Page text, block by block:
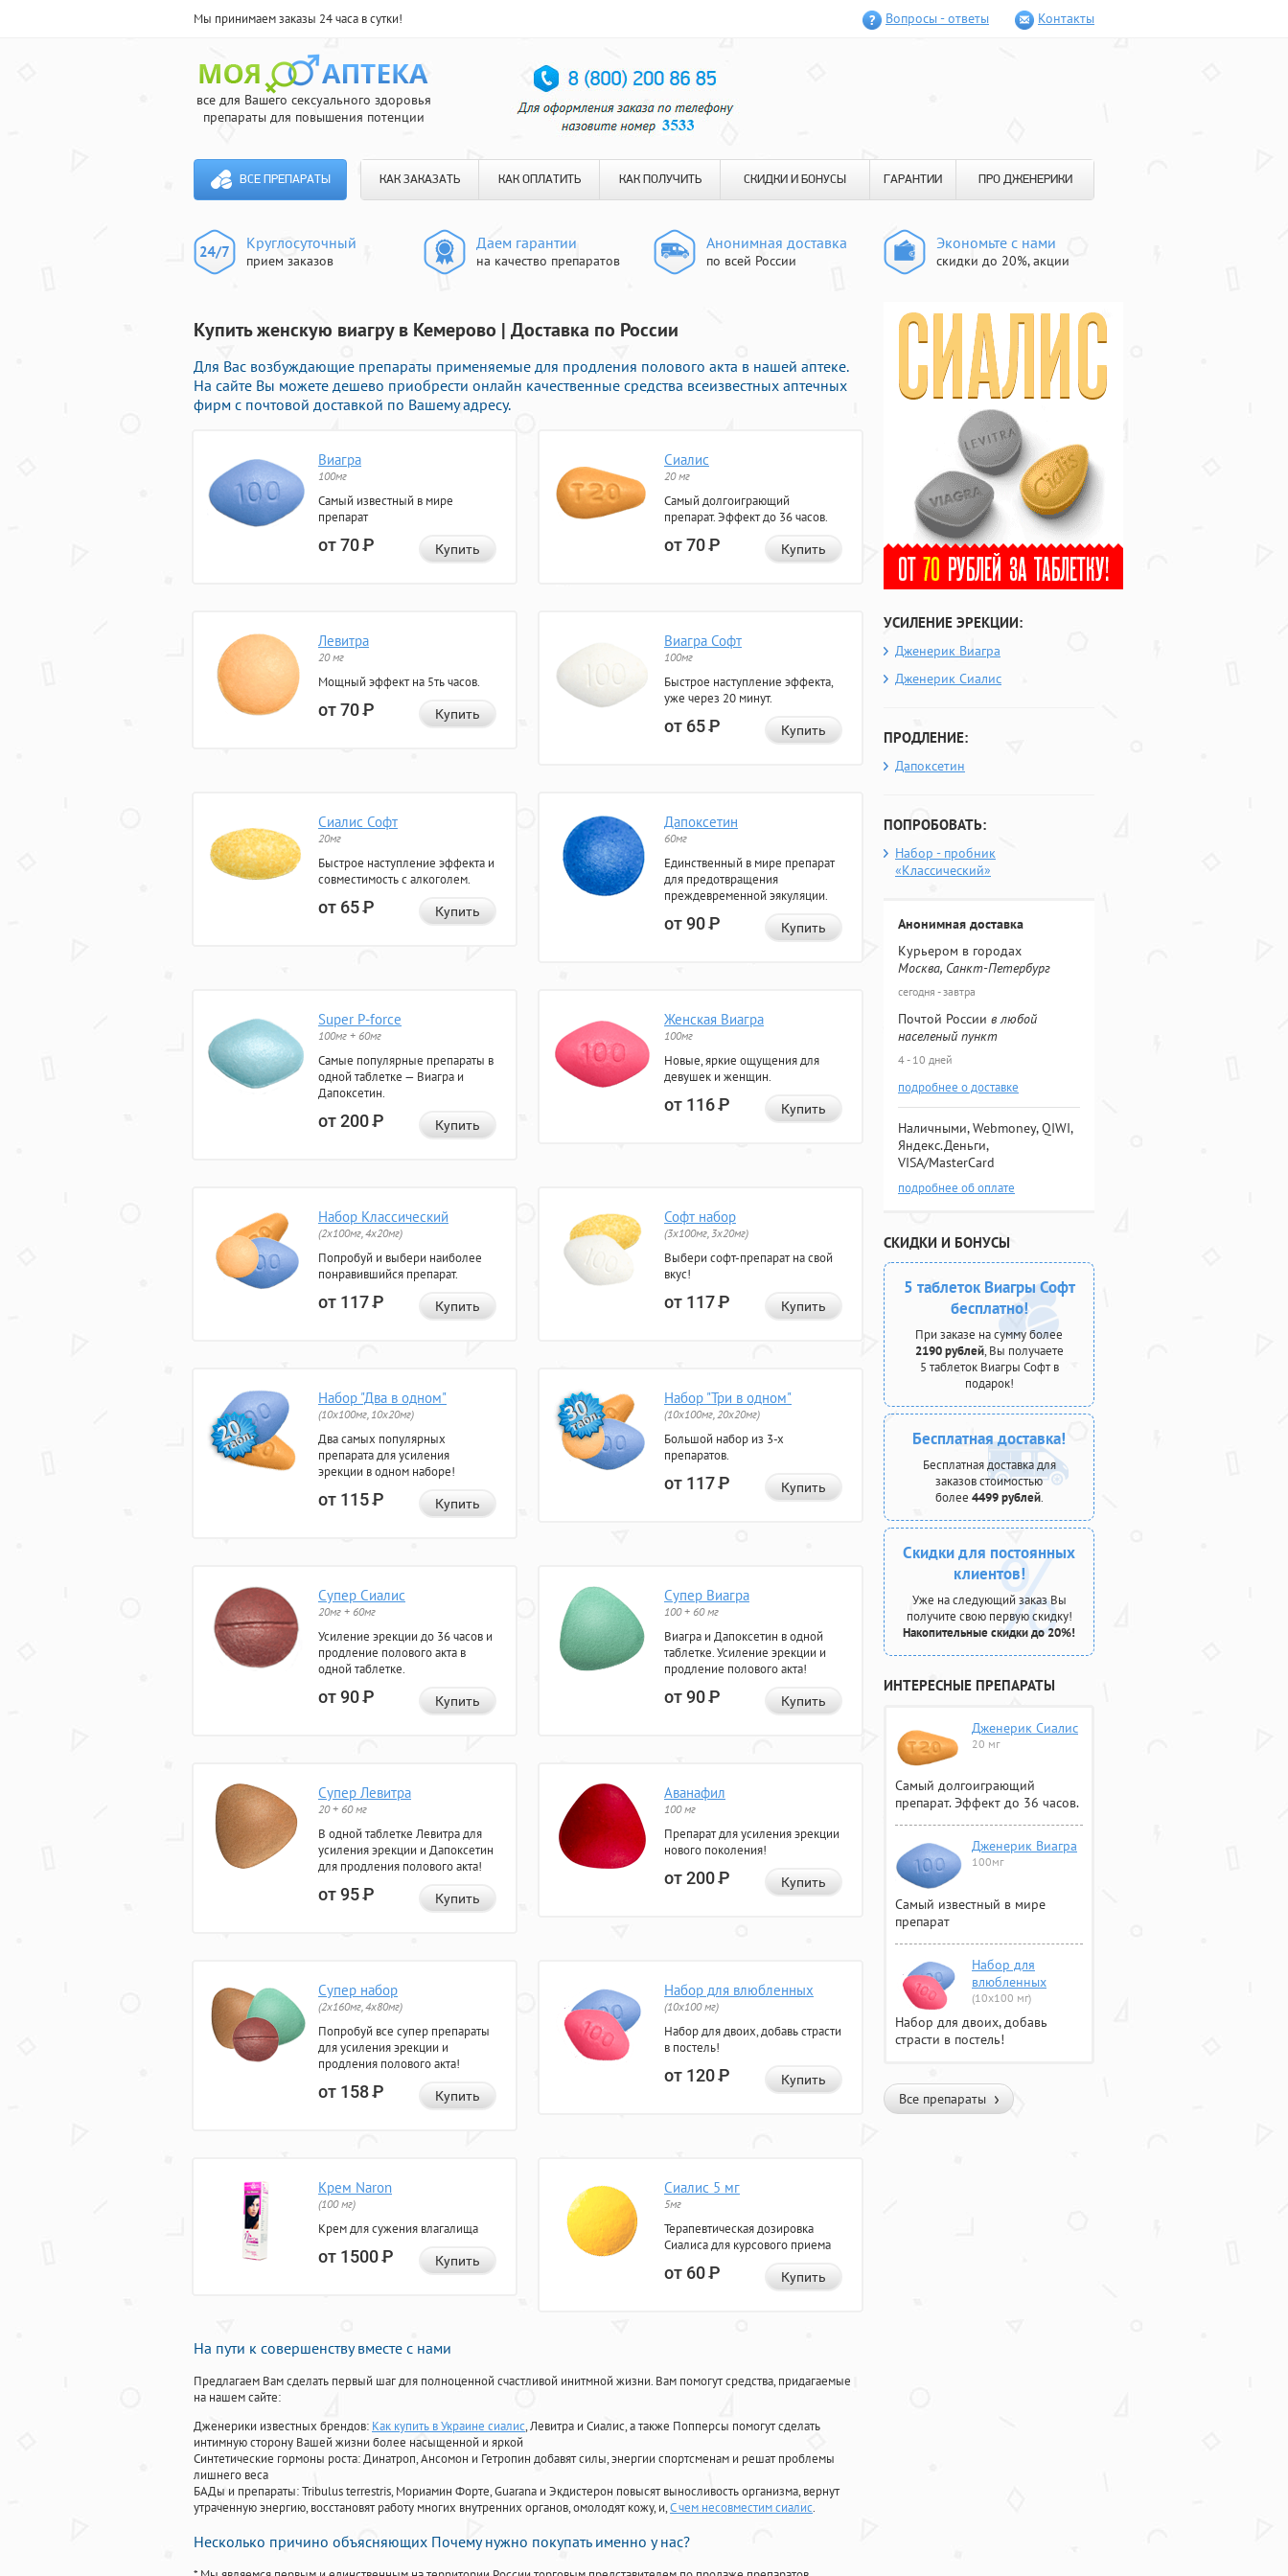
Мы принимаем заказы 24 часа в сутки! Вопросы - ответы Контакты
все для Вашего сексуального здоровья
препараты для повышения потенции
ВСЕ ПРЕПАРАТЫ КАК ЗАКАЗАТЬ КАК ОПЛАТИТЬ КАК ПОЛУЧИТЬ СКИДКИ И БОНУСЫ ГАРАНТИИ ПРО ДЖЕНЕРИКИ
Круглосуточный
прием заказов
Даем гарантии
на качество препаратов
Анонимная доставка
по всей России
Экономьте с нами
скидки до 20%, акции
Купить женскую виагру в Кемерово | Доставка по России
Для Вас возбуждающие препараты применяемые для продления полового акта в нашей аптеке.
На сайте Вы можете дешево приобрести онлайн качественные средства всеизвестных аптечных
фирм с почтовой доставкой по Вашему адресу.
Виагра
100мг
Самый известный в мире
препарат
от 70Р Купить
Сиалис
20 мг
Самый долгоиграющий
препарат. Эффект до 36 часов.
от 70Р Купить
Левитра
20 мг
Мощный эффект на 5ть часов.
от 70Р Купить
Виагра Софт
100мг
Быстрое наступление эффекта,
уже через 20 минут.
от 65Р Купить
Сиалис Софт
20мг
Быстрое наступление эффекта и
совместимость с алкоголем.
от 65Р Купить
Дапоксетин
60мг
Единственный в мире препарат
для предотвращения
преждевременной эякуляции.
от 90Р Купить
Super P-force
100мг + 60мг
Самые популярные препараты в
одной таблетке — Виагра и
Дапоксетин.
от 200Р Купить
Женская Виагра
100мг
Новые, яркие ощущения для
девушек и женщин.
от 116Р Купить
Набор Классический
(2x100мг, 4x20мг)
Попробуй и выбери наиболее
понравившийся препарат.
от 117Р Купить
Софт набор
(3x100мг, 3x20мг)
Выбери софт-препарат на свой
вкус!
от 117Р Купить
Набор "Два в одном"
(10x100мг, 10x20мг)
Два самых популярных
препарата для усиления
эрекции в одном наборе!
от 115Р Купить
Набор "Три в одном"
(10x100мг, 20x20мг)
Большой набор из 3-х
препаратов.
от 117Р Купить
Супер Сиалис
20мг + 60мг
Усиление эрекции до 36 часов и
продление полового акта в
одной таблетке.
от 90Р Купить
Супер Виагра
100 + 60 мг
Виагра и Дапоксетин в одной
таблетке. Усиление эрекции и
продление полового акта!
от 90Р Купить
Супер Левитра
20 + 60 мг
В одной таблетке Левитра для
усиления эрекции и Дапоксетин
для продления полового акта!
от 95Р Купить
Аванафил
100 мг
Препарат для усиления эрекции
нового поколения!
от 200Р Купить
Супер набор
(2х160мг, 4х80мг)
Попробуй все супер препараты
для усиления эрекции и
продления полового акта!
от 158Р Купить
Набор для влюбленных
(10х100 мг)
Набор для двоих, добавь страсти
в постель!
от 120Р Купить
Крем Naron
(100 мг)
Крем для сужения влагалища
от 1500Р Купить
Сиалис 5 мг
5мг
Терапевтическая дозировка
Сиалиса для курсового приема
от 60Р Купить
На пути к совершенству вместе с нами
Предлагаем Вам сделать первый шаг для полноценной счастливой инитмной жизни. Вам помогут средства, придагаемые
на нашем сайте:
Дженерики известных брендов: Как купить в Украине сиалис, Левитра и Сиалис, а также Попперсы помогут сделать
интимную сторону Вашей жизни более насыщенной и яркой
Синтетические гормоны роста: Динатроп, Ансомон и Гетропин добавят силы, энергии спортсменам и решат проблемы
лишнего веса
БАДы и препараты:Tribulus terrestris, Мориамин Форте, Guarana и Экдистерон повысят выносливость организма, вернут
утраченную энергию, восстановят работу многих внутренних органов, омолодят кожу, и,С чем несовместим сиалис.
Несколько причино объясняющих Почему нужно покупать именно у нас?
УСИЛЕНИЕ ЭРЕКЦИИ:
Дженерик Виагра
Дженерик Сиалис
ПРОДЛЕНИЕ:
Дапоксетин
ПОПРОБОВАТЬ:
Набор - пробник
«Классический»
Анонимная доставка
Курьером в городах
Москва, Санкт-Петербург
сегодня - завтра
Почтой России в любой
населеный пункт
4 - 10 дней
подробнее о доставке
Наличными, Webmoney, QIWI,
Яндекс.Деньги,
VISA/MasterCard
подробнее об оплате
СКИДКИ И БОНУСЫ
5 таблеток Виагры Софт
бесплатно!
При заказе на сумму более
2190 рублей, Вы получаете
5 таблеток Виагры Софт в
подарок!
Бесплатная доставка!
Бесплатная доставка для
заказов стоимостью
более 4499 рублей.
Скидки для постоянных
клиентов!
Уже на следующий заказ Вы
получите свою первую скидку!
Накопительные скидки до 20%!
ИНТЕРЕСНЫЕ ПРЕПАРАТЫ
Дженерик Сиалис
20 мг
Самый долгоиграющий
препарат. Эффект до 36 часов.
Дженерик Виагра
100мг
Самый известный в мире
препарат
Набор для
влюбленных
(10х100 мг)
Набор для двоих, добавь
страсти в постель!
Все препараты